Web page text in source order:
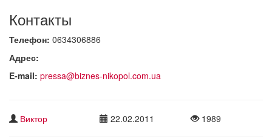
Контакты
Телефон: 0634306886
Адрес:
E-mail: pressa@biznes-nikopol.com.ua
Виктор 22.02.2011 1989